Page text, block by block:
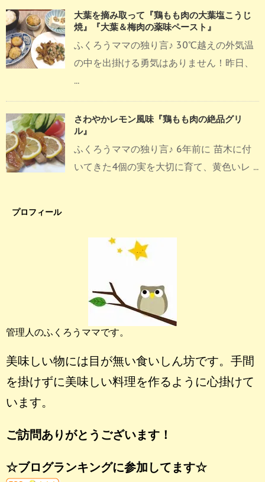
大葉を摘み取って『鶏もも肉の大葉塩こうじ
焼』『大葉＆梅肉の薬味ペースト』
ふくろうママの独り言♪ 30℃越えの外気温
の中を出掛ける勇気はありません！昨日、
...
さわやかレモン風味『鶏もも肉の絶品グリ
ル』
ふくろうママの独り言♪ 6年前に 苗木に付
いてきた4個の実を大切に育て、黄色いレ ...
プロフィール
管理人のふくろうママです。
美味しい物には目が無い食いしん坊です。手間
を掛けずに美味しい料理を作るように心掛けて
います。
ご訪問ありがとうございます！
☆ブログランキングに参加してます☆